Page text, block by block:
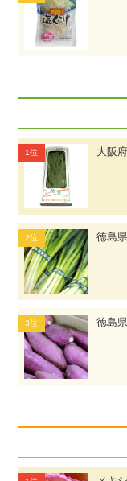
大阪
徳島
徳島